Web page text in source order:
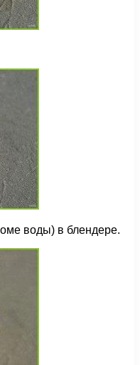
воды) в блендере.